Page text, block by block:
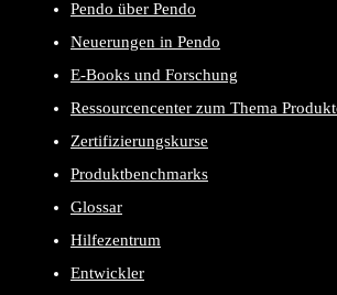
Pendo über Pendo
Neuerungen in Pendo
E-Books und Forschung
Ressourcencenter zum Thema
Zertifizierungskurse
Produktbenchmarks
Glossar
Hilfezentrum
Entwickler